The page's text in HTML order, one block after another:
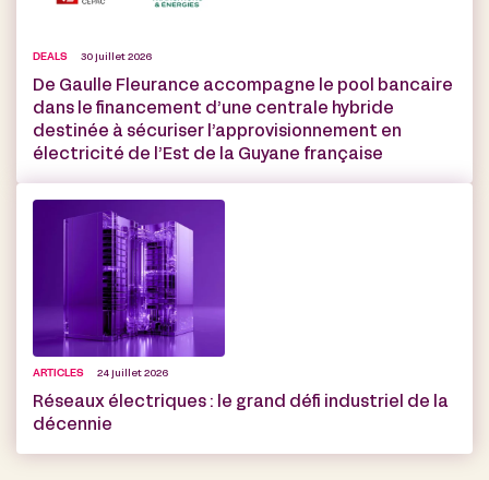
DEALS 30 juillet 2026
De Gaulle Fleurance accompagne le pool bancaire
dans le financement d’une centrale hybride
destinée à sécuriser l’approvisionnement en
électricité de l’Est de la Guyane française
ARTICLES 24 juillet 2026
Réseaux électriques : le grand défi industriel de la
décennie